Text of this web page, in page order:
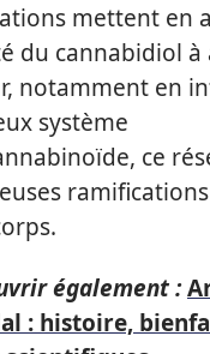
mettent en
du cannabidiol
notamment en
système
ce
également :
: histoire,